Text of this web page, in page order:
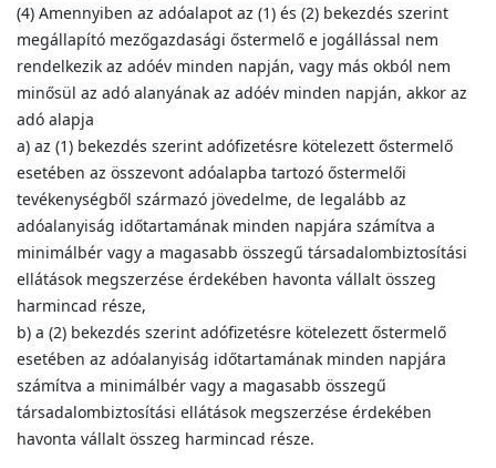
(4) Amennyiben az adóalapot az (1) és (2) bekezdés szerint
megállapító mezőgazdasági őstermelő e jogállással nem
rendelkezik az adóév minden napján, vagy más okból nem
minősül az adó alanyának az adóév minden napján, akkor az
adó alapja
a) az (1) bekezdés szerint adófizetésre kötelezett őstermelő
esetében az összevont adóalapba tartozó őstermelői
tevékenységből származó jövedelme, de legalább az
adóalanyiság időtartamának minden napjára számítva a
minimálbér vagy a magasabb összegű társadalombiztosítási
ellátások megszerzése érdekében havonta vállalt összeg
harmincad része,
b) a (2) bekezdés szerint adófizetésre kötelezett őstermelő
esetében az adóalanyiság időtartamának minden napjára
számítva a minimálbér vagy a magasabb összegű
társadalombiztosítási ellátások megszerzése érdekében
havonta vállalt összeg harmincad része.